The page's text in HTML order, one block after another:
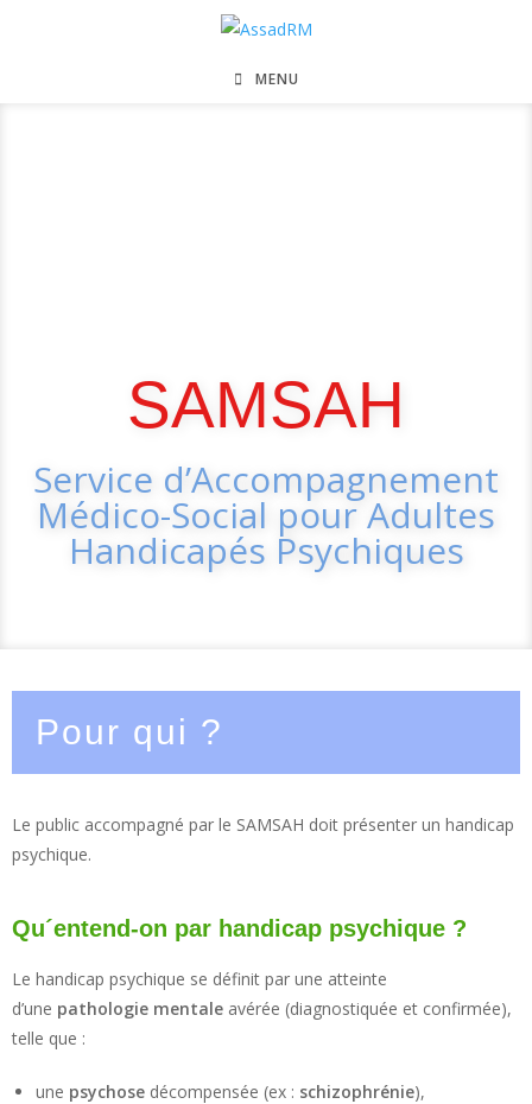
MENU
SAMSAH
Service d’Accompagnement
Médico-Social pour Adultes
Handicapés Psychiques
Pour qui ?
Le public accompagné par le SAMSAH doit présenter un handicap
psychique.
Qu´entend-on par handicap psychique ?
Le handicap psychique se définit par une atteinte
d’une pathologie mentale avérée (diagnostiquée et confirmée),
telle que :
une psychose décompensée (ex : schizophrénie),